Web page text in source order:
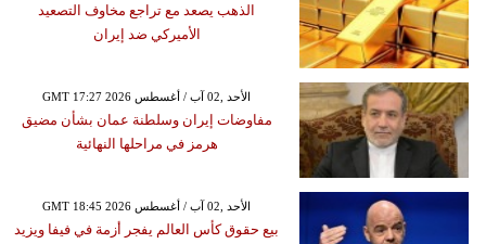
الذهب يصعد مع تراجع مخاوف التصعيد
الأميركي ضد إيران
GMT 17:27 2026 الأحد ,02 آب / أغسطس
مفاوضات إيران وسلطنة عمان بشأن مضيق
هرمز في مراحلها النهائية
GMT 18:45 2026 الأحد ,02 آب / أغسطس
بيع حقوق كأس العالم يفجر أزمة في فيفا ويزيد